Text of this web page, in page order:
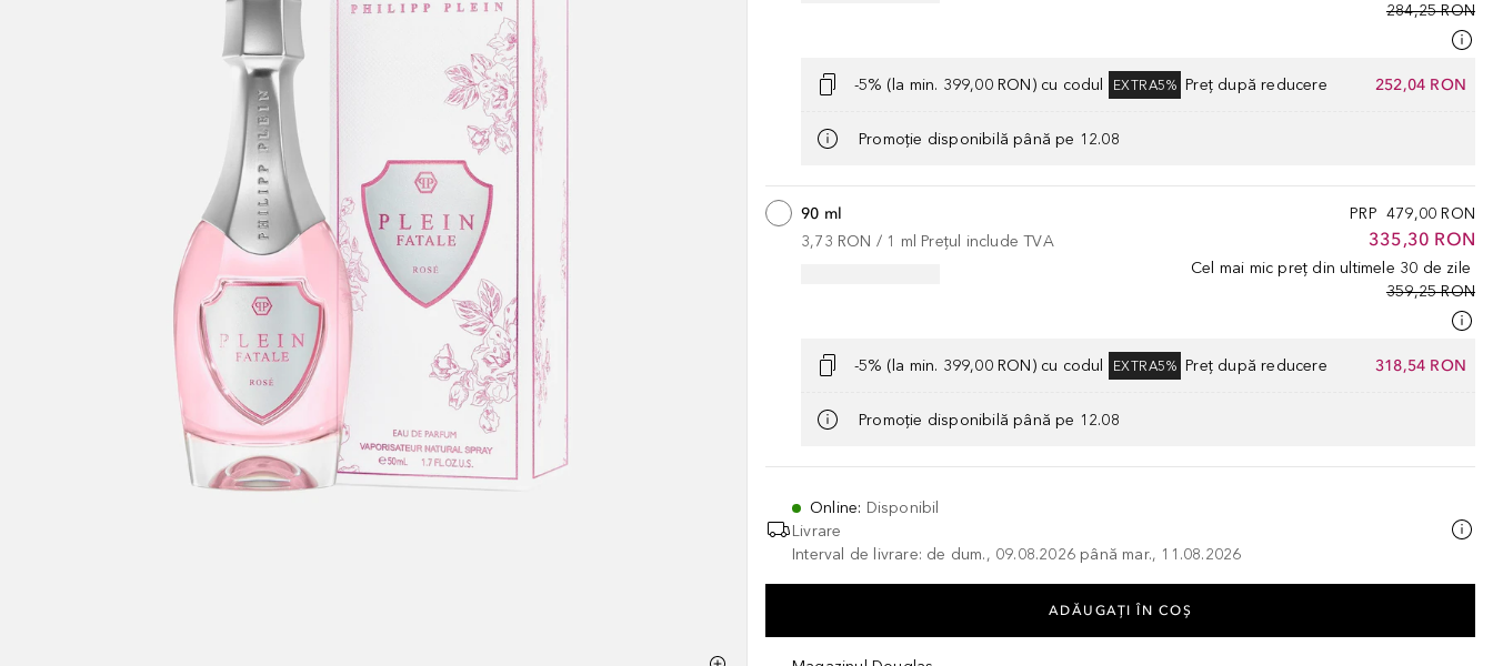
284,25 RON
-5% (la min. 399,00 RON) cu codul EXTRA5% Preț după reducere 252,04 RON
Promoție disponibilă până pe 12.08
PRP 479,00 RON
335,30 RON
Cel mai mic preț din ultimele 30 de zile
359,25 RON
90 ml
3,73 RON / 1 ml Prețul include TVA
-5% (la min. 399,00 RON) cu codul EXTRA5% Preț după reducere 318,54 RON
Promoție disponibilă până pe 12.08
Online: Disponibil
Livrare
Interval de livrare: de dum., 09.08.2026 până mar., 11.08.2026
ADĂUGAȚI ÎN COŞ